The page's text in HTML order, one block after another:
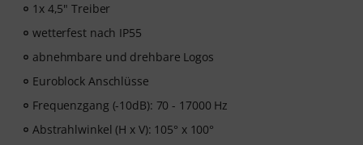
1x 4,5" Treiber
wetterfest nach IP55
abnehmbare und drehbare Logos
Euroblock Anschlüsse
Frequenzgang (-10dB): 70 - 17000 Hz
Abstrahlwinkel (H x V): 105° x 100°